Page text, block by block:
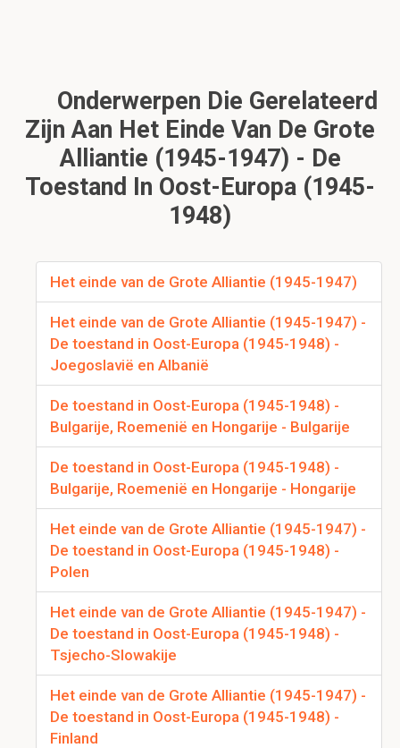
Onderwerpen Die Gerelateerd
Zijn Aan Het Einde Van De Grote
Alliantie (1945-1947) - De
Toestand In Oost-Europa (1945-
1948)
Het einde van de Grote Alliantie (1945-1947)
Het einde van de Grote Alliantie (1945-1947) -
De toestand in Oost-Europa (1945-1948) -
Joegoslavië en Albanië
De toestand in Oost-Europa (1945-1948) -
Bulgarije, Roemenië en Hongarije - Bulgarije
De toestand in Oost-Europa (1945-1948) -
Bulgarije, Roemenië en Hongarije - Hongarije
Het einde van de Grote Alliantie (1945-1947) -
De toestand in Oost-Europa (1945-1948) -
Polen
Het einde van de Grote Alliantie (1945-1947) -
De toestand in Oost-Europa (1945-1948) -
Tsjecho-Slowakije
Het einde van de Grote Alliantie (1945-1947) -
De toestand in Oost-Europa (1945-1948) -
Finland